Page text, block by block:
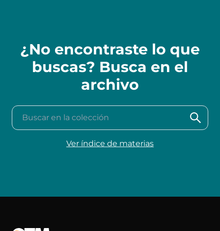
¿No encontraste lo que
buscas? Busca en el
archivo
Buscar en la colección
Ver índice de materias